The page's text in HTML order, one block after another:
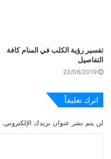
تفسير رؤية الكلب في المنام كافة
التفاصيل
23/06/2019
اترك تعليقاً
لن يتم نشر عنوان بريدك الإلكتروني.